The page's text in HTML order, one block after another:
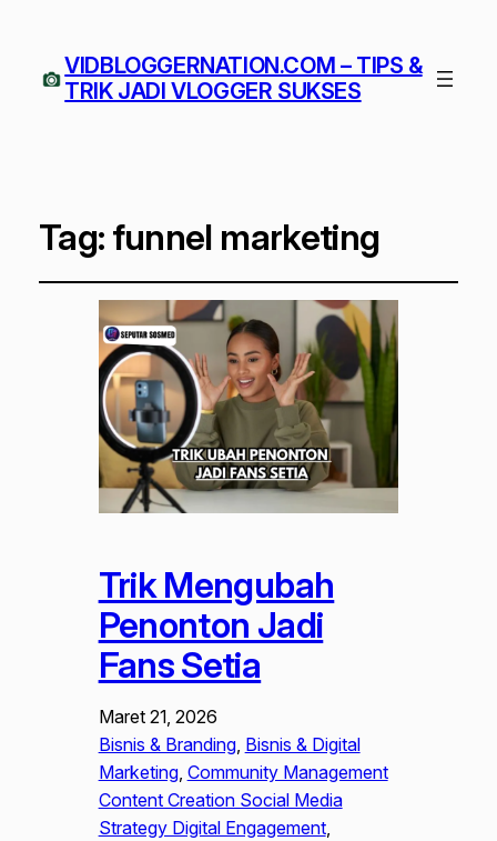
VIDBLOGGERNATION.COM – TIPS &
TRIK JADI VLOGGER SUKSES
Tag: funnel marketing
Trik Mengubah
Penonton Jadi
Fans Setia
Maret 21, 2026
Bisnis & Branding, Bisnis & Digital
Marketing, Community Management
Content Creation Social Media
Strategy Digital Engagement